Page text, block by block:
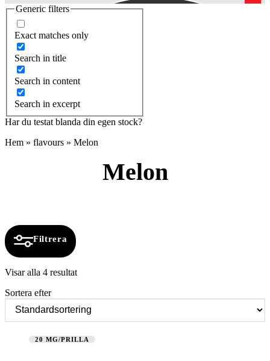
Generic filters
Exact matches only
Search in title
Search in content
Search in excerpt
Har du testat blanda din egen stock?
Hem » flavours » Melon
Melon
Filtrera
Visar alla 4 resultat
Sortera efter
20 MG/PRILLA